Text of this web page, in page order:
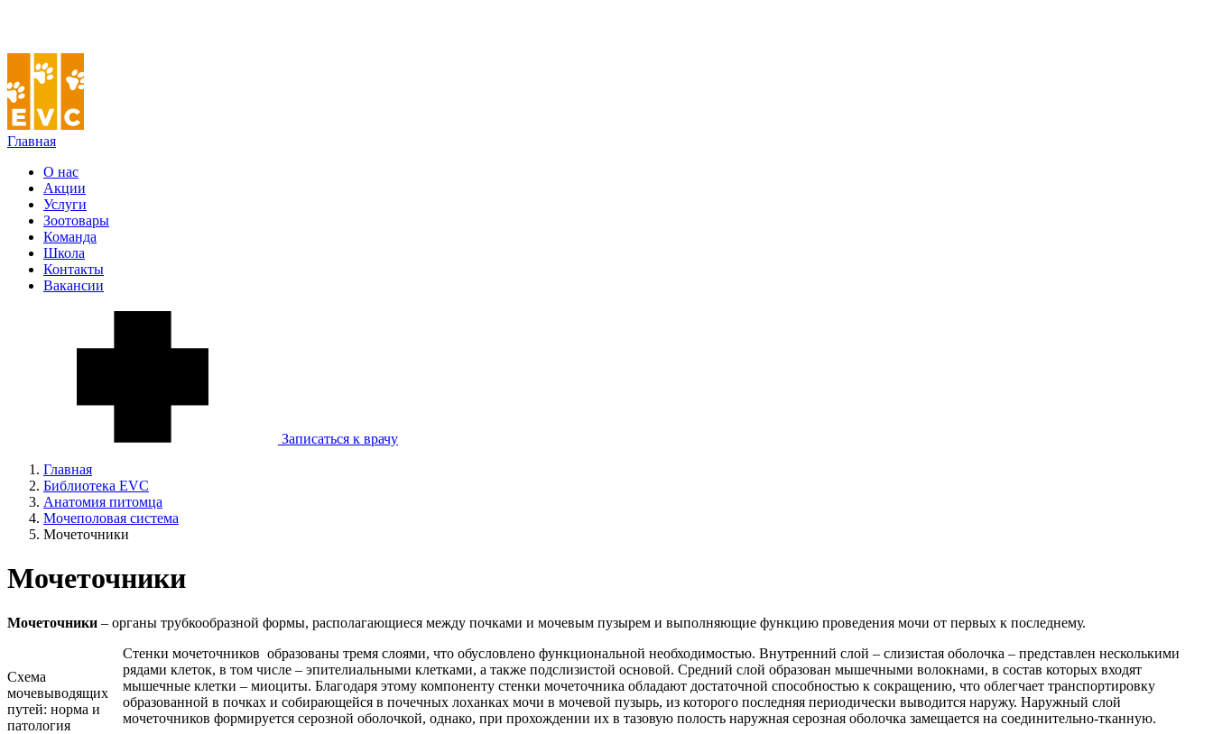
Главная
О нас
Акции
Услуги
Зоотовары
Команда
Школа
Контакты
Вакансии
Записаться к врачу
Главная
Библиотека EVC
Анатомия питомца
Мочеполовая система
Мочеточники
Мочеточники
Мочеточники – органы трубкообразной формы, располагающиеся между почками и мочевым пузырем и выполняющие функцию проведения мочи от первых к последнему.
Схема
мочевыводящих
путей: норма и
патология
Стенки мочеточников образованы тремя слоями, что обусловлено функциональной необходимостью. Внутренний слой – слизистая оболочка – представлен несколькими
рядами клеток, в том числе – эпителиальными клетками, а также подслизистой основой. Средний слой образован мышечными волокнами, в состав которых входят
мышечные клетки – миоциты. Благодаря этому компоненту стенки мочеточника обладают достаточной способностью к сокращению, что облегчает транспортировку
образованной в почках и собирающейся в почечных лоханках мочи в мочевой пузырь, из которого последняя периодически выводится наружу. Наружный слой
мочеточников формируется серозной оболочкой, однако, при прохождении их в тазовую полость наружная серозная оболочка замещается на соединительно-тканную.